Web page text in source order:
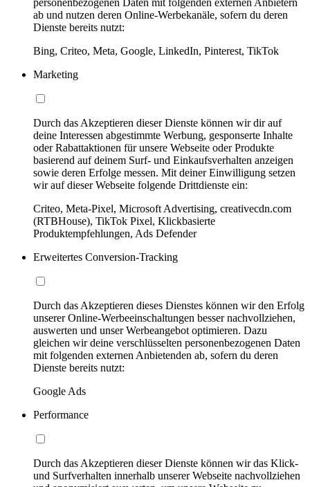
ab und nutzen deren Online-Werbekanäle, sofern du deren
Dienste bereits nutzt:
Bing, Criteo, Meta, Google, LinkedIn, Pinterest, TikTok
Marketing
Durch das Akzeptieren dieser Dienste können wir dir auf
deine Interessen abgestimmte Werbung, gesponserte Inhalte
oder Rabattaktionen für unsere Webseite oder Produkte
basierend auf deinem Surf- und Einkaufsverhalten anzeigen
sowie deren Erfolge messen. Mit deiner Einwilligung setzen
wir auf dieser Webseite folgende Drittdienste ein:
Criteo, Meta-Pixel, Microsoft Advertising, creativecdn.com
(RTBHouse), TikTok Pixel, Klickbasierte
Produktempfehlungen, Ads Defender
Erweitertes Conversion-Tracking
Durch das Akzeptieren dieses Dienstes können wir den Erfolg
unserer Online-Werbeeinschaltungen besser nachvollziehen,
auswerten und unser Werbeangebot optimieren. Dazu
gleichen wir deine verschlüsselten personenbezogenen Daten
mit folgenden externen Anbietenden ab, sofern du deren
Dienste bereits nutzt:
Google Ads
Performance
Durch das Akzeptieren dieser Dienste können wir das Klick-
und Surfverhalten innerhalb unserer Webseite nachvollziehen